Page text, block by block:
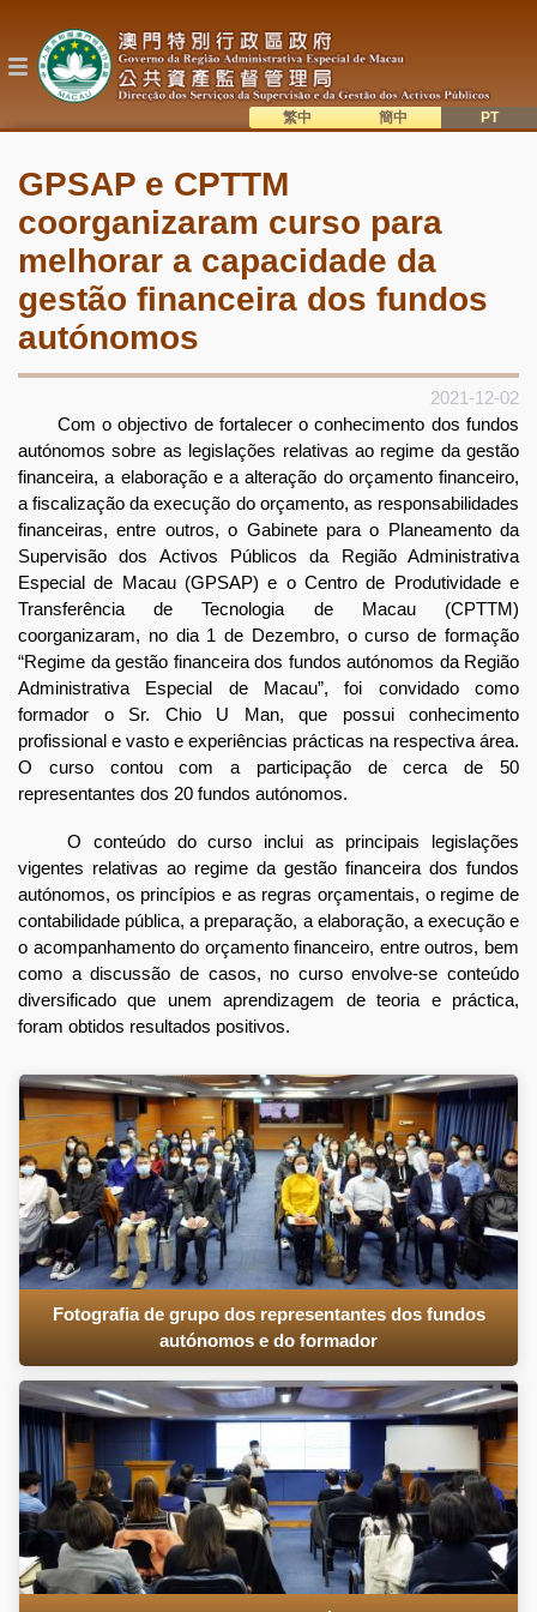
o
conteúdo
GPSAP e CPTTM
coorganizaram curso para
melhorar a capacidade da
gestão financeira dos fundos
autónomos
2021-12-02
Com o objectivo de fortalecer o conhecimento dos fundos
autónomos sobre as legislações relativas ao regime da gestão
financeira, a elaboração e a alteração do orçamento financeiro,
a fiscalização da execução do orçamento, as responsabilidades
financeiras, entre outros, o Gabinete para o Planeamento da
Supervisão dos Activos Públicos da Região Administrativa
Especial de Macau (GPSAP) e o Centro de Produtividade e
Transferência de Tecnologia de Macau (CPTTM)
coorganizaram, no dia 1 de Dezembro, o curso de formação
“Regime da gestão financeira dos fundos autónomos da Região
Administrativa Especial de Macau”, foi convidado como
formador o Sr. Chio U Man, que possui conhecimento
profissional e vasto e experiências prácticas na respectiva área.
O curso contou com a participação de cerca de 50
representantes dos 20 fundos autónomos.
O conteúdo do curso inclui as principais legislações
vigentes relativas ao regime da gestão financeira dos fundos
autónomos, os princípios e as regras orçamentais, o regime de
contabilidade pública, a preparação, a elaboração, a execução e
o acompanhamento do orçamento financeiro, entre outros, bem
como a discussão de casos, no curso envolve-se conteúdo
diversificado que unem aprendizagem de teoria e práctica,
foram obtidos resultados positivos.
Fotografia de grupo dos representantes dos fundos
autónomos e do formador